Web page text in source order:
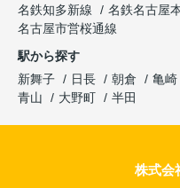
名鉄知多新線
名鉄名古屋
名古屋市営桜通線
駅から探す
新舞子
日長 朝倉 亀崎
青山
大野町 半田
株式会